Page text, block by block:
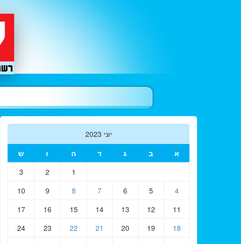
יוני 2023
א
ב ג ד ה ו
ש
1
2
3
4
5
6
7
8
9
10
11
12
13
14
15
16
17
18
19
20
21
22
23
24